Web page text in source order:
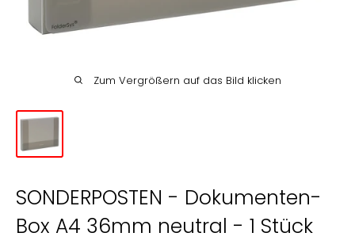
Zum Vergrößern auf das Bild klicken
SONDERPOSTEN - Dokumenten-
Box A4 36mm neutral - 1 Stück